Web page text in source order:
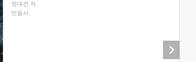
정대건 저
민음사